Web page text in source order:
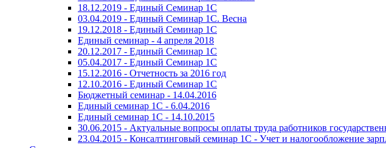
18.12.2019 - Единый Семинар 1С
03.04.2019 - Единый Семинар 1С. Весна
19.12.2018 - Единый Семинар 1С
Единый семинар - 4 апреля 2018
20.12.2017 - Единый Семинар 1С
05.04.2017 - Единый Семинар 1С
15.12.2016 - Отчетность за 2016 год
12.10.2016 - Единый Семинар 1С
Бюджетный семинар - 14.04.2016
Единый семинар 1С - 6.04.2016
Единый семинар 1С - 14.10.2015
30.06.2015 - Актуальные вопросы оплаты труда работников
23.04.2015 - Консалтинговый семинар 1С - Учет и налогообложение